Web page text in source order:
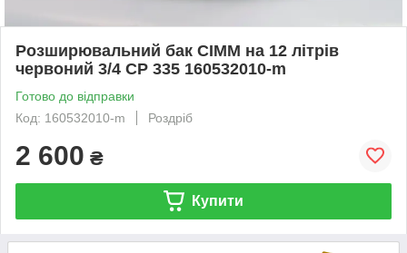
Розширювальний бак CIMM на 12 літрів
червоний 3/4 CP 335 160532010-m
Готово до відправки
Код: 160532010-m
Роздріб
2 600 ₴
Купити